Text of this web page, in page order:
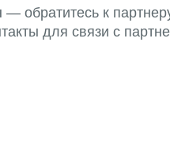
обратитесь к
для связи с